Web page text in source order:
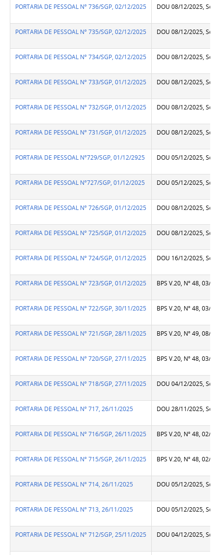
PORTARIA DE PESSOAL Nº 736/SGP, 02/12/2025 DOU 08/12/2025,
PORTARIA DE PESSOAL Nº 735/SGP, 02/12/2025 DOU 08/12/2025,
PORTARIA DE PESSOAL Nº 734/SGP, 02/12/2025 DOU 08/12/2025,
PORTARIA DE PESSOAL Nº 733/SGP, 01/12/2025 DOU 08/12/2025,
PORTARIA DE PESSOAL Nº 732/SGP, 01/12/2025 DOU 08/12/2025,
PORTARIA DE PESSOAL Nº 731/SGP, 01/12/2025 DOU 08/12/2025,
PORTARIA DE PESSOAL Nº729/SGP, 01/12/2925 DOU 05/12/2025,
PORTARIA DE PESSOAL Nº727/SGP, 01/12/2025 DOU 05/12/2025,
PORTARIA DE PESSOAL Nº 726/SGP, 01/12/2025 DOU 08/12/2025,
PORTARIA DE PESSOAL Nº 725/SGP, 01/12/2025 DOU 08/12/2025,
PORTARIA DE PESSOAL Nº 724/SGP, 01/12/2025 DOU 16/12/2025,
PORTARIA DE PESSOAL Nº 723/SGP, 01/12/2025 BPS V.20, Nº 48, 03/
PORTARIA DE PESSOAL Nº 722/SGP, 30/11/2025 BPS V.20, Nº 48, 03/
PORTARIA DE PESSOAL Nº 721/SGP, 28/11/2025 BPS V.20, Nº 49, 08/
PORTARIA DE PESSOAL Nº 720/SGP, 27/11/2025 BPS V.20, Nº 48, 03/
PORTARIA DE PESSOAL Nº 718/SGP, 27/11/2025 DOU 04/12/2025,
PORTARIA DE PESSOAL Nº 717, 26/11/2025 DOU 28/11/2025,
PORTARIA DE PESSOAL Nº 716/SGP, 26/11/2025 BPS V.20, Nº 48, 02/
PORTARIA DE PESSOAL Nº 715/SGP, 26/11/2025 BPS V.20, Nº 48, 02/
PORTARIA DE PESSOAL Nº 714, 26/11/2025 DOU 05/12/2025,
PORTARIA DE PESSOAL Nº 713, 26/11/2025 DOU 05/12/2025,
PORTARIA DE PESSOAL Nº 712/SGP, 25/11/2025 DOU 04/12/2025,